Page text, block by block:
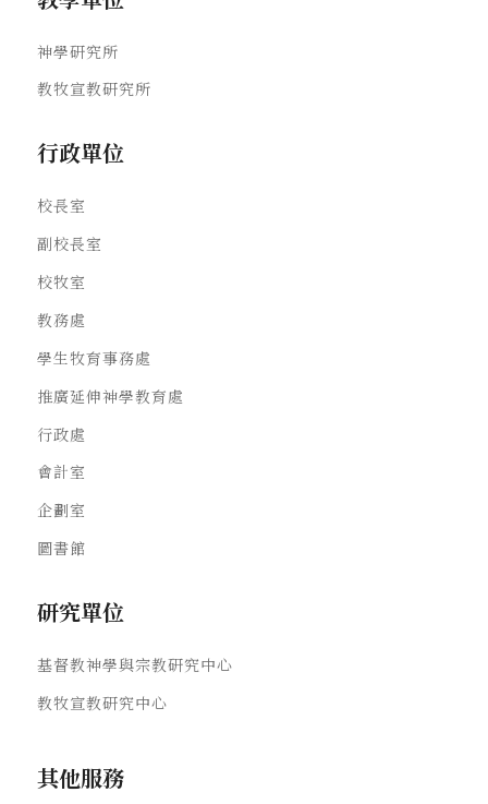
神學研究所
教牧宣教研究所
行政單位
校長室
副校長室
校牧室
教務處
學生牧育事務處
推廣延伸神學教育處
行政處
會計室
企劃室
圖書館
研究單位
基督教神學與宗教研究中心
教牧宣教研究中心
其他服務